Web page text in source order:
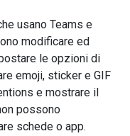
usano Teams e
modificare ed
le opzioni di
emoji, sticker e GIF
e mostrare il
possono
schede o app.